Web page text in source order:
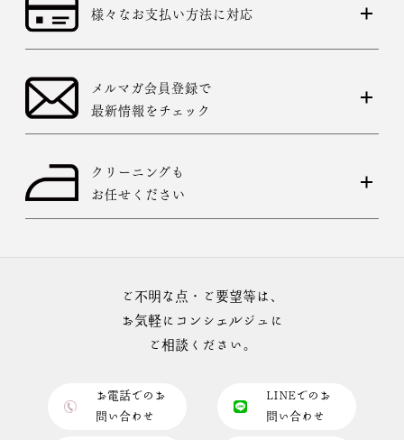
様々なお支払い方法に対応
メルマガ会員登録で
最新情報をチェック
クリーニングも
お任せください
ご不明な点・ご要望等は、
お気軽にコンシェルジュに
ご相談ください。
お電話でのお
問い合わせ
LINEでのお
問い合わせ